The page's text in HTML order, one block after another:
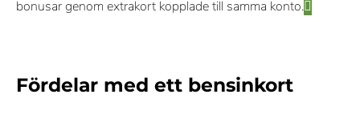
bonusar genom extrakort kopplade till samma konto.
Fördelar med ett bensinkort